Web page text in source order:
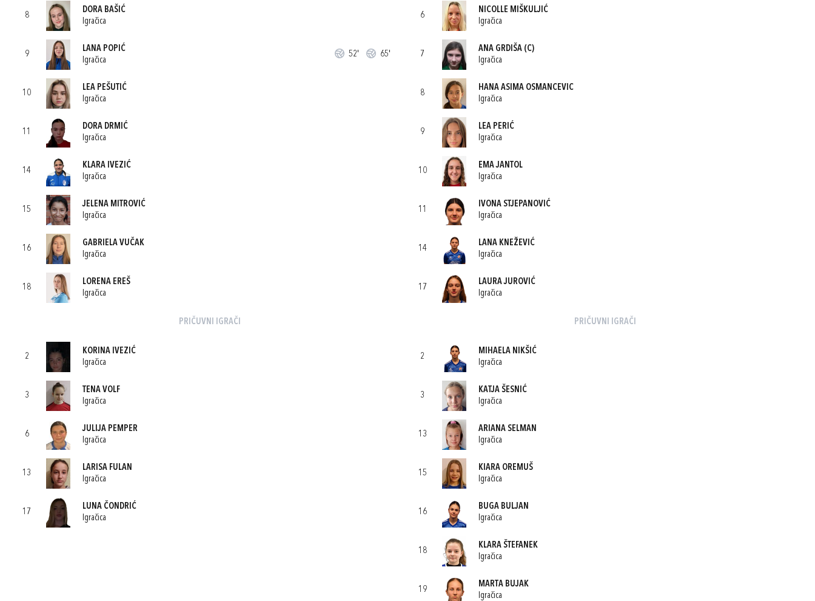
8
DORA BAŠIĆ
Igračica
9
LANA POPIĆ
Igračica
52' 65'
10
LEA PEŠUTIĆ
Igračica
11
DORA DRMIĆ
Igračica
14
KLARA IVEZIĆ
Igračica
15
JELENA MITROVIĆ
Igračica
16
GABRIELA VUČAK
Igračica
18
LORENA EREŠ
Igračica
PRIČUVNI IGRAČI
2
KORINA IVEZIĆ
Igračica
3
TENA VOLF
Igračica
6
JULIJA PEMPER
Igračica
13
LARISA FULAN
Igračica
17
LUNA ČONDRIĆ
Igračica
6
NICOLLE MIŠKULJIĆ
Igračica
7
ANA GRDIŠA(C)
Igračica
8
HANA ASIMA OSMANCEVIC
Igračica
9
LEA PERIĆ
Igračica
10
EMA JANTOL
Igračica
11
IVONA STJEPANOVIĆ
Igračica
14
LANA KNEŽEVIĆ
Igračica
17
LAURA JUROVIĆ
Igračica
PRIČUVNI IGRAČI
2
MIHAELA NIKŠIĆ
Igračica
3
KATJA ŠESNIĆ
Igračica
13
ARIANA SELMAN
Igračica
15
KIARA OREMUŠ
Igračica
16
BUGA BULJAN
Igračica
18
KLARA ŠTEFANEK
Igračica
19
MARTA BUJAK
Igračica